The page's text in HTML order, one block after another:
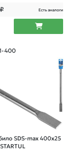
₽ Есть аналоги
400
SDS-max 400х25